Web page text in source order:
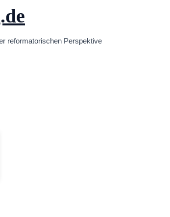
reformatorischen Perspektive